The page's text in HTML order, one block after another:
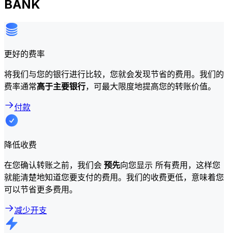
BANK
更好的费率
将我们与您的银行进行比较，您就会发现节省的费用。我们的
费率通常高于主要银行，可最大限度地提高您的转账价值。
付款
降低收费
在您确认转账之前，我们会 预先向您显示 所有费用，这样您
就能清楚地知道您要支付的费用。我们的收费更低，意味着您
可以节省更多费用。
减少开支